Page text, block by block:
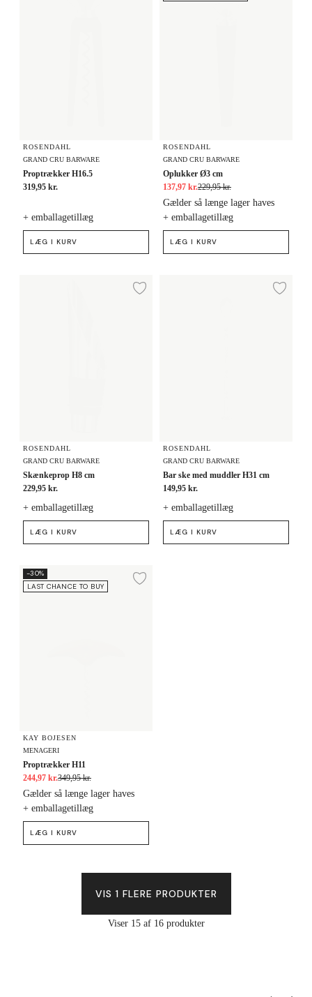
ROSENDAHL
GRAND CRU BARWARE
Proptrækker H16.5
319,95 kr.
+ emballagetillæg
LÆG I KURV
ROSENDAHL
GRAND CRU BARWARE
Oplukker Ø3 cm
137,97 kr.229,95 kr.
+ emballagetillæg
Gælder så længe lager haves
LÆG I KURV
Tilføj til ønskeliste
ROSENDAHL
GRAND CRU BARWARE
Skænkeprop H8 cm
229,95 kr.
+ emballagetillæg
LÆG I KURV
Bar ske med muddler H31 cm
ROSENDAHL
GRAND CRU BARWARE
Bar ske med muddler H31 cm
149,95 kr.
+ emballagetillæg
LÆG I KURV
Proptrækker H11
-30%
LAST CHANCE TO BUY
Tilføj til ønskeliste
KAY BOJESEN
MENAGERI
Proptrækker H11
244,97 kr.349,95 kr.
+ emballagetillæg
Gælder så længe lager haves
LÆG I KURV
VIS 1 FLERE PRODUKTER
Viser 15 af 16 produkter